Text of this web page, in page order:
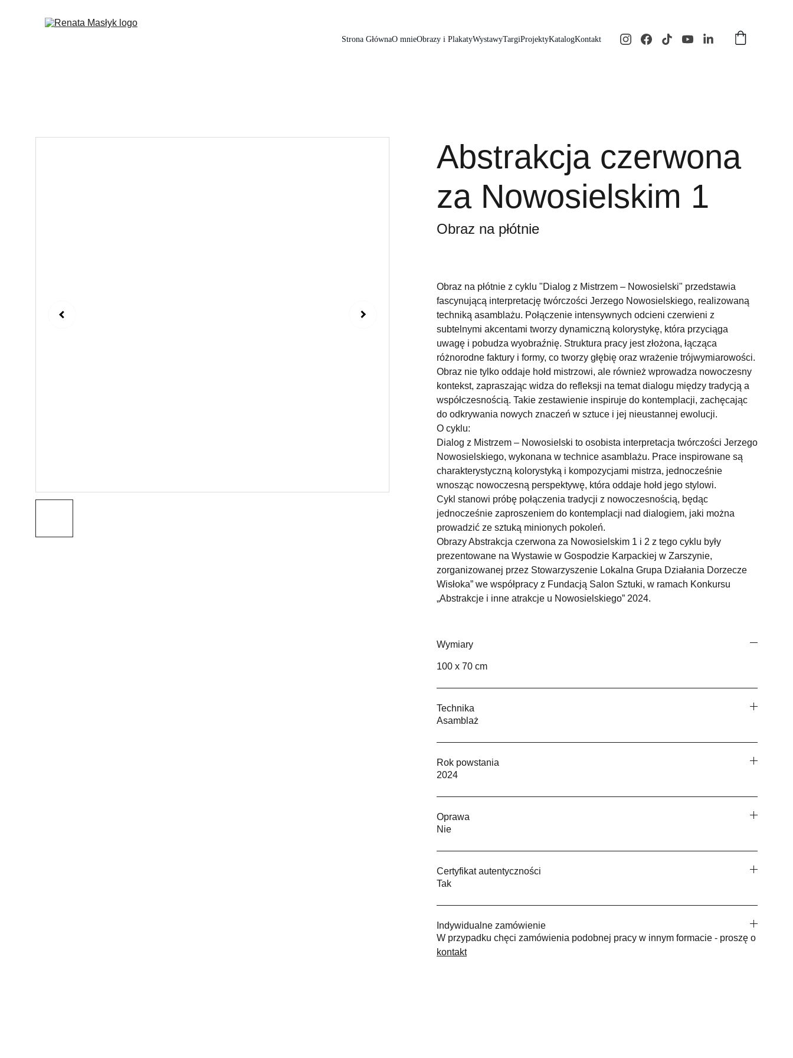
Strona GłównaO mnieObrazy i PlakatyWystawyTargiProjektyKatalogKontakt
Abstrakcja czerwona
za Nowosielskim 1
Obraz na płótnie
Obraz na płótnie z cyklu "Dialog z Mistrzem – Nowosielski" przedstawia
fascynującą interpretację twórczości Jerzego Nowosielskiego, realizowaną
techniką asamblażu. Połączenie intensywnych odcieni czerwieni z
subtelnymi akcentami tworzy dynamiczną kolorystykę, która przyciąga
uwagę i pobudza wyobraźnię. Struktura pracy jest złożona, łącząca
różnorodne faktury i formy, co tworzy głębię oraz wrażenie trójwymiarowości.
Obraz nie tylko oddaje hołd mistrzowi, ale również wprowadza nowoczesny
kontekst, zapraszając widza do refleksji na temat dialogu między tradycją a
współczesnością. Takie zestawienie inspiruje do kontemplacji, zachęcając
do odkrywania nowych znaczeń w sztuce i jej nieustannej ewolucji.
O cyklu:
Dialog z Mistrzem – Nowosielski to osobista interpretacja twórczości Jerzego
Nowosielskiego, wykonana w technice asamblażu. Prace inspirowane są
charakterystyczną kolorystyką i kompozycjami mistrza, jednocześnie
wnosząc nowoczesną perspektywę, która oddaje hołd jego stylowi.
Cykl stanowi próbę połączenia tradycji z nowoczesnością, będąc
jednocześnie zaproszeniem do kontemplacji nad dialogiem, jaki można
prowadzić ze sztuką minionych pokoleń.
Obrazy Abstrakcja czerwona za Nowosielskim 1 i 2 z tego cyklu były
prezentowane na Wystawie w Gospodzie Karpackiej w Zarszynie,
zorganizowanej przez Stowarzyszenie Lokalna Grupa Działania Dorzecze
Wisłoka” we współpracy z Fundacją Salon Sztuki, w ramach Konkursu
„Abstrakcje i inne atrakcje u Nowosielskiego” 2024.
Wymiary
100 x 70 cm
Technika
Asamblaż
Rok powstania
2024
Oprawa
Nie
Certyfikat autentyczności
Tak
Indywidualne zamówienie
W przypadku chęci zamówienia podobnej pracy w innym formacie - proszę o
kontakt